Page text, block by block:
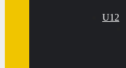
U12